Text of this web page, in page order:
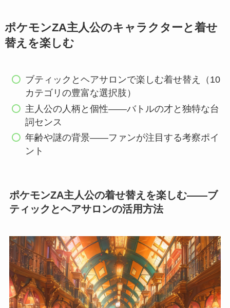
ポケモンZA主人公のキャラクターと着せ
替えを楽しむ
ブティックとヘアサロンで楽しむ着せ替え（10
カテゴリの豊富な選択肢）
主人公の人柄と個性——バトルの才と独特な台
詞センス
年齢や謎の背景——ファンが注目する考察ポイ
ント
ポケモンZA主人公の着せ替えを楽しむ——ブ
ティックとヘアサロンの活用方法